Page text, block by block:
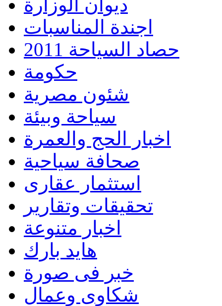
ديوان الوزارة
اجندة المناسبات
حصاد السياحة 2011
حكومة
شئون مصرية
سياحة وبيئة
اخبار الحج والعمرة
صحافة سياحية
استثمار عقارى
تحقيقات وتقارير
اخبار متنوعة
هايد بارك
خبر فى صورة
شكاوى وعمال